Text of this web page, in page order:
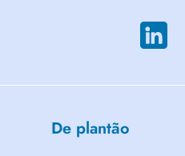
De plantão